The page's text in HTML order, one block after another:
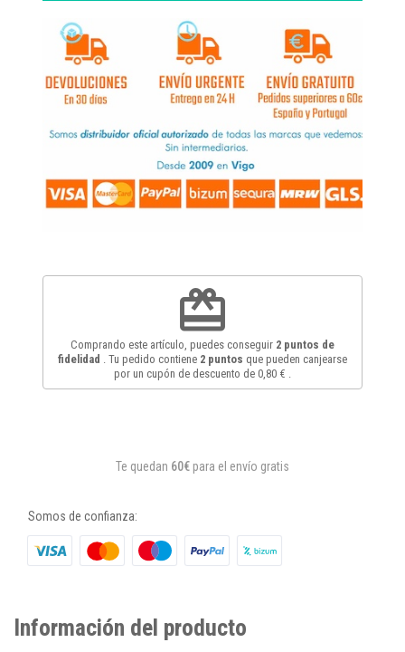
redeem
Comprando este artículo, puedes conseguir 2 puntos de
fidelidad
. Tu pedido contiene 2 puntos que pueden canjearse
por un cupón de descuento de 0,80 €
Te quedan 60€ para el envío gratis
Somos de confianza:
Información del producto